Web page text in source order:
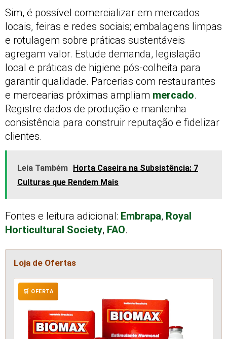
Sim, é possível comercializar em mercados
locais, feiras e redes sociais; embalagens limpas
e rotulagem sobre práticas sustentáveis
agregam valor. Estude demanda, legislação
local e práticas de higiene pós-colheita para
garantir qualidade. Parcerias com restaurantes
e mercearias próximas ampliam mercado.
Registre dados de produção e mantenha
consistência para construir reputação e fidelizar
clientes.
Leia Também Horta Caseira na Subsistência: 7
Culturas que Rendem Mais
Fontes e leitura adicional: Embrapa, Royal
Horticultural Society, FAO.
Loja de Ofertas
🛒 OFERTA